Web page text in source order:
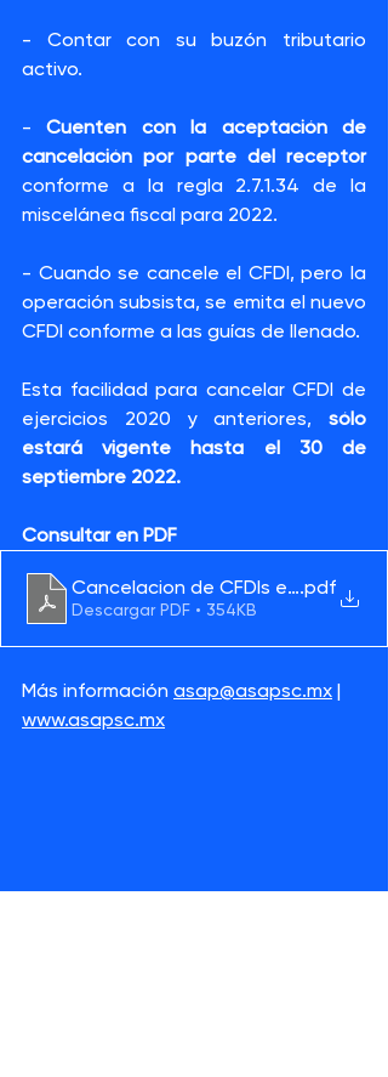
- Contar con su buzón tributario
activo.
- Cuenten con la aceptación de
cancelación por parte del receptor
conforme a la regla 2.7.1.34 de la
miscelánea fiscal para 2022.
- Cuando se cancele el CFDI, pero la
operación subsista, se emita el nuevo
CFDI conforme a las guías de llenado.
Esta facilidad para cancelar CFDI de
ejercicios 2020 y anteriores, sólo
estará vigente hasta el 30 de
septiembre 2022.
Consultar en PDF
Cancelacion de CFDIs en 2022
.pdf
Descargar PDF • 354KB
Más información asap@asapsc.mx |
www.asapsc.mx